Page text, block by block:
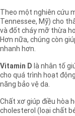
Theo một nghiên cứu
Tennessee, Mỹ) cho
và đốt cháy mỡ thừa
Hơn nữa, chúng còn
nhanh hơn.
Vitamin D là nhân tố
cho quá trình hoạt
năng bảo vệ da.
Chất xơ giúp điều hòa
cholesterol (loại chất